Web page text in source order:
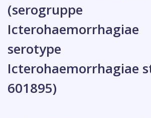
(serogruppe
Icterohaemorrhagiae
serotype
Icterohaemorrhagiae
601895)